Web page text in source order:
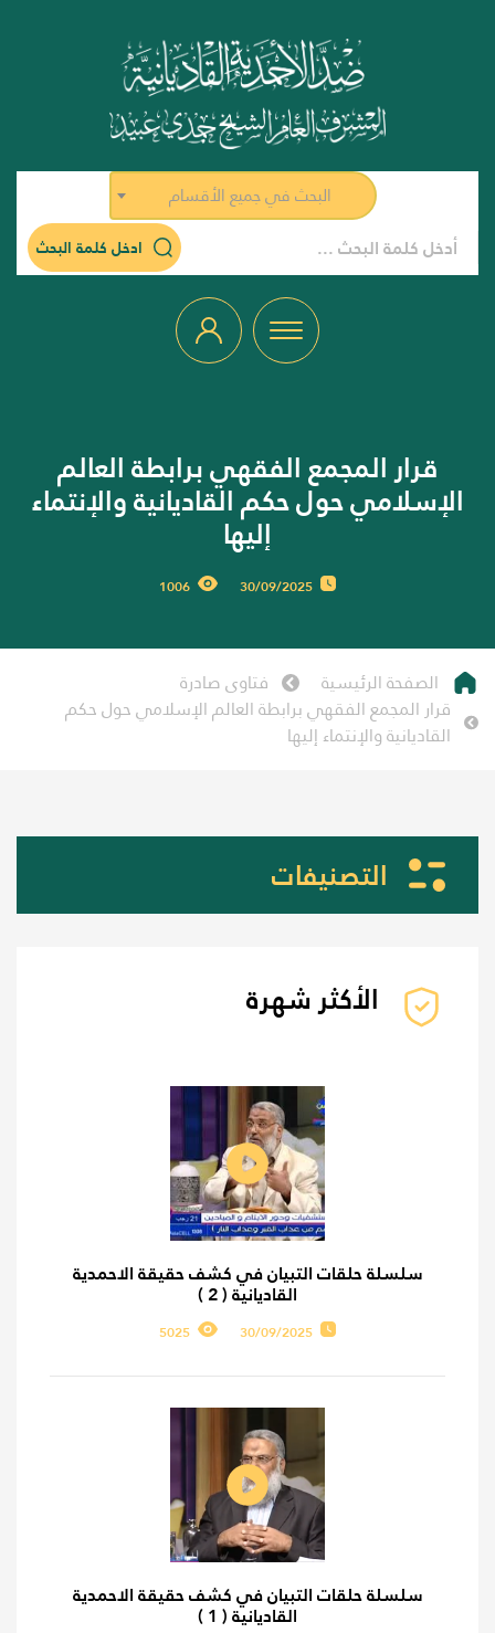
البحث في جميع الأقسام
ادخل كلمة البحث
قرار المجمع الفقهي برابطة العالم
الإسلامي حول حكم القاديانية والإنتماء
إليها
30/09/2025
1006
الصفحة الرئيسية
فتاوى صادرة
قرار المجمع الفقهي برابطة العالم الإسلامي حول حكم
القاديانية والإنتماء إليها
التصنيفات
الأكثر شهرة
سلسلة حلقات التبيان في كشف حقيقة الاحمدية
القاديانية ( 2 )
30/09/2025
5025
سلسلة حلقات التبيان في كشف حقيقة الاحمدية
القاديانية ( 1 )